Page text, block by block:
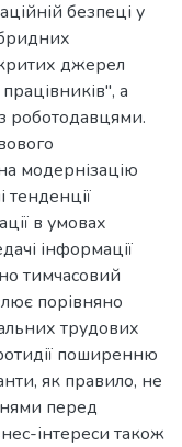
безпеці у
джерел
а
роботодавцями.
модернізацію
тенденції
в умовах
інформації
тимчасовий
порівняно
трудових
поширенню
як правило, не
перед
інтереси також